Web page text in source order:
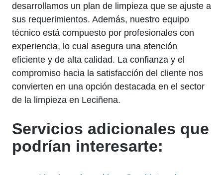
desarrollamos un plan de limpieza que se ajuste a
sus requerimientos. Además, nuestro equipo
técnico está compuesto por profesionales con
experiencia, lo cual asegura una atención
eficiente y de alta calidad. La confianza y el
compromiso hacia la satisfacción del cliente nos
convierten en una opción destacada en el sector
de la limpieza en Leciñena.
Servicios adicionales que
podrían interesarte: